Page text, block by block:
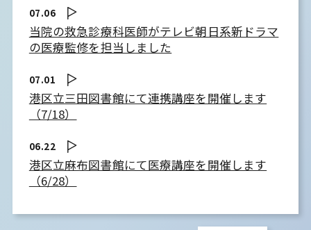
07.06
当院の救急診療科医師がテレビ朝日系新ドラマ
の医療監修を担当しました
07.01
港区立三田図書館にて連携講座を開催します
（7/18）
06.22
港区立麻布図書館にて医療講座を開催します
（6/28）